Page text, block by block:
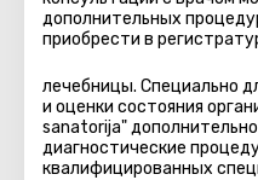
дополнительных
приобрести в
лечебницы. Специально
и оценки состояния
sanatorija"
диагностические
квалифицированных